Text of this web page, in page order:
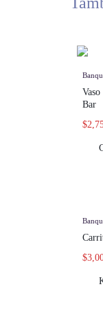
Bar
$
$